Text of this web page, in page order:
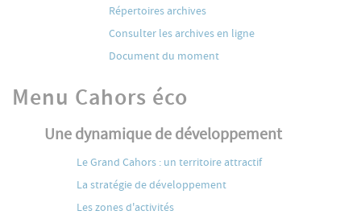
Répertoires archives
Consulter les archives en ligne
Document du moment
Menu Cahors éco
Une dynamique de développement
Le Grand Cahors : un territoire attractif
La stratégie de développement
Les zones d'activités